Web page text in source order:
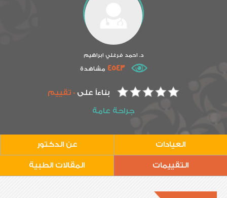
د. احمد فرغلي ابراهيم
4543 مشاهدة
بناءاً على0 تقييم
جراحة عامة
العيادات عن الدكتور
التقييمات المقالات الطبية